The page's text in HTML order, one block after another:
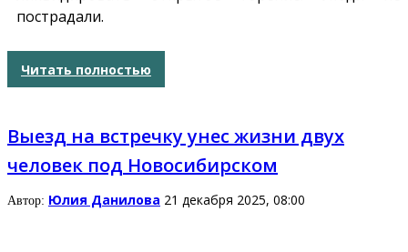
пострадали.
Читать полностью
Выезд на встречку унес жизни двух
человек под Новосибирском
Автор: Юлия Данилова 21 декабря 2025, 08:00